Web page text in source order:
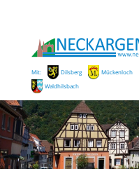
Mit: Dilsberg
Mückenloch
Waldhilsbach